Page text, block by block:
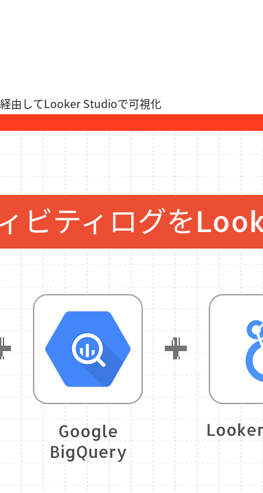
由してLooker Studioで可視化